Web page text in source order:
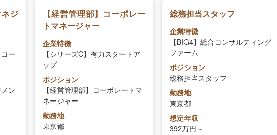
ジ
ー
ン
【経営管理部】コーポレー
トマネージャー
企業特徴
【シリーズC】有力スタートア
ップ
ポジション
【経営管理部】コーポレートマ
ネージャー
勤務地
東京都
総務担当スタッフ
企業特徴
【BIG4】総合コンサルティング
ファーム
ポジション
総務担当スタッフ
勤務地
東京都
想定年収
392万円～